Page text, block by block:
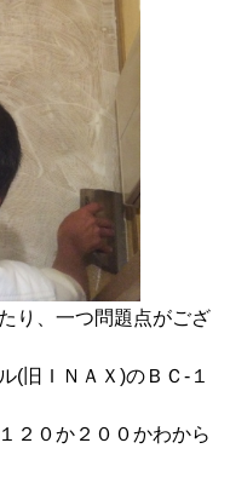
り、一つ問題点がござ
(旧ＩＮＡＸ)のＢＣ‐１
２０か２００かわから